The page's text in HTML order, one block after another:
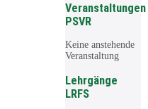
Veranstaltungen
PSVR
Keine anstehende
Veranstaltung
Lehrgänge
LRFS